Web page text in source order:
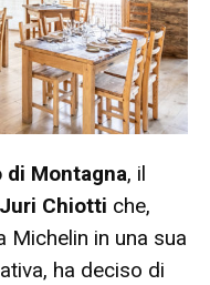
di Montagna, il
Chiotti che,
Michelin in una sua
ha deciso di